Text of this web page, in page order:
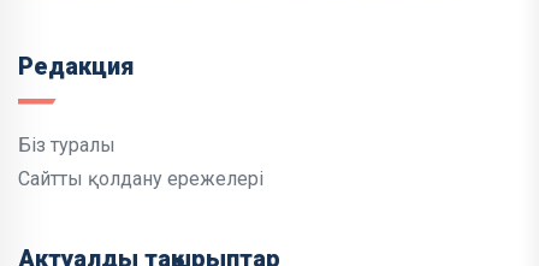
Редакция
Біз туралы
Сайтты қолдану ережелері
Актуалды тақырыптар